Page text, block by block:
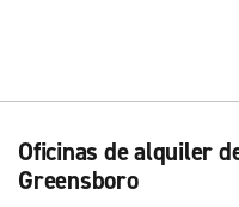
Oficinas de alquiler
Greensboro